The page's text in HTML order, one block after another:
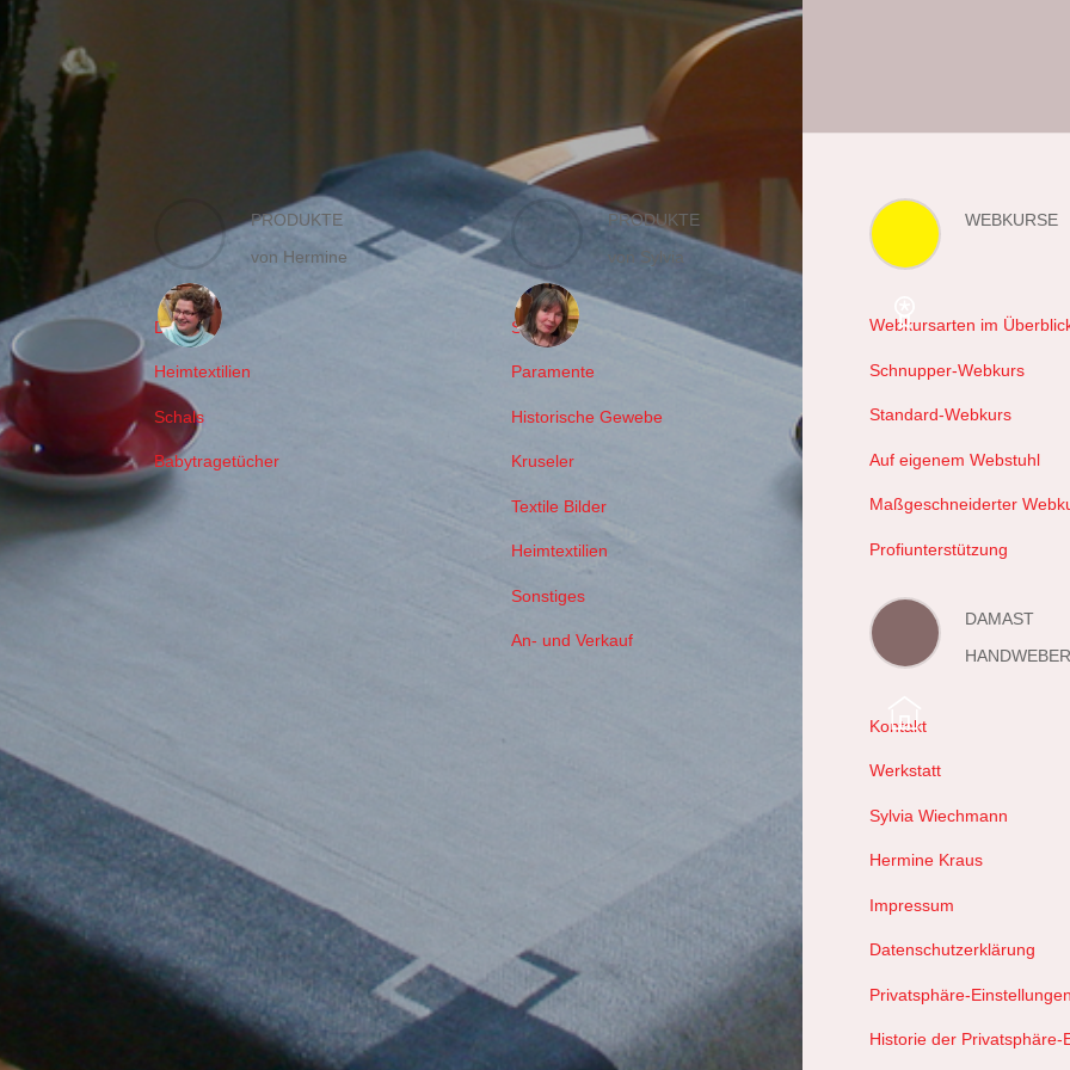
PRODUKTE
von Hermine
Decken
Heimtextilien
Schals
Babytragetücher
PRODUKTE
von Sylvia
Schals
Paramente
Historische Gewebe
Kruseler
Textile Bilder
Heimtextilien
Sonstiges
An- und Verkauf
WEBKURSE
Webkursarten im
Schnupper-Webkurs
Standard-Webkurs
Auf eigenem Webstuhl
Maßgeschneiderter
Profiunterstützung
DAMAST
Kontakt
Werkstatt
Sylvia Wiechmann
Hermine Kraus
Impressum
Datenschutzerklärung
Privatsphäre-
Historie der Privatsphäre-